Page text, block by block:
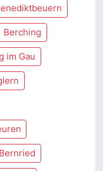
Berching
im Gau
Bernried